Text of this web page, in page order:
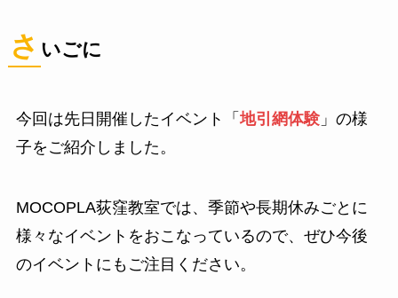
さ いごに
今回は先日開催したイベント「 地引網体験」の様
子をご紹介しました。
MOCOPLA荻窪教室では、季節や長期休みごとに
様々なイベントをおこなっているので、ぜひ今後
のイベントにもご注目ください。